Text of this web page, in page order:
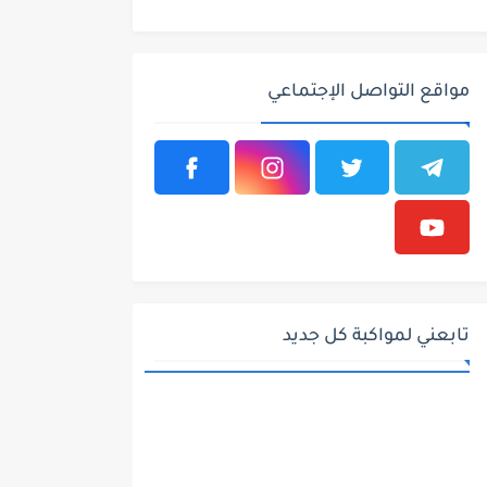
مواقع التواصل الإجتماعي
تابعني لمواكبة كل جديد